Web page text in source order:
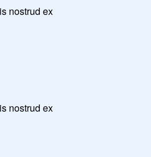
nostrud ex
nostrud ex